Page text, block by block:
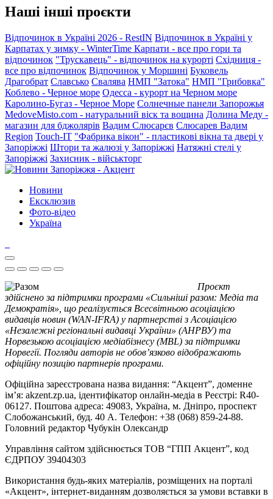
Наші інші проєкти
Відпочинок в Україні 2026 - RestIN Відпочинок в Україні у
Карпатах у зимку - WinterTime Карпати - все про гори та
відпочинок "Трускавець" - відпочинок на курорті Східниця -
все про відпочинок Відпочинок у Моршині Буковель
Драгобрат Славсько Свалява НМП "Затока" НМП "Грибовка"
Коблево - Черное море Одесса - курорт на Черном море
Каролино-Бугаз - Черное Море Солнечные панели Запорожья
MedoveMisto.com - натуральний віск та вощина Долина Меду -
магазин для бджолярів Вадим Слюсарєв Слюсарев Вадим
Region Touch-IT "Фабрика вікон" - пластикові вікна та двері у
Запоріжжі Штори та жалюзі у Запоріжжі Натяжні стелі у
Запоріжжі Захисник - військторг
Новини
Ексклюзив
Фото-відео
Україна
Проєкт
здійснено за підтримки програми «Сильніші разом: Медіа та
Демократія», що реалізується Всесвітньою асоціацією
видавців новин (WAN-IFRA) у партнерстві з Асоціацією
«Незалежні регіональні видавці України» (АНРВУ) та
Норвезькою асоціацією медіабізнесу (MBL) за підтримки
Норвегії. Погляди авторів не обов’язково відображають
офіційну позицію партнерів програми.
Офіційна зареєстрована назва видання: “Акцент”, доменне
ім’я: akzent.zp.ua, ідентифікатор онлайн-медіа в Реєстрі: R40-
06127. Поштова адреса: 49083, Україна, м. Дніпро, проспект
Слобожанський, буд. 40 А. Телефон: +38 (068) 859-24-88.
Головний редактор Чубукін Олександр
Управління сайтом здійснюється ТОВ “ГПП Акцент”, код
ЄДРПОУ 39404303
Використання будь-яких матеріалів, розміщених на порталі
«Акцент», інтернет-виданням дозволяється за умови вставки в